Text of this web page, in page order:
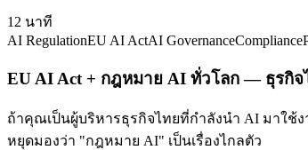
12 นาที
AI RegulationEU AI ActAI GovernanceCompliance
EU AI Act + กฎหมาย AI ทั่วโลก — ธุรกิจ
ถ้าคุณเป็นผู้บริหารธุรกิจไทยที่กำลังนำ AI มาใช้ง
หยุดมองว่า "กฎหมาย AI" เป็นเรื่องไกลตัว